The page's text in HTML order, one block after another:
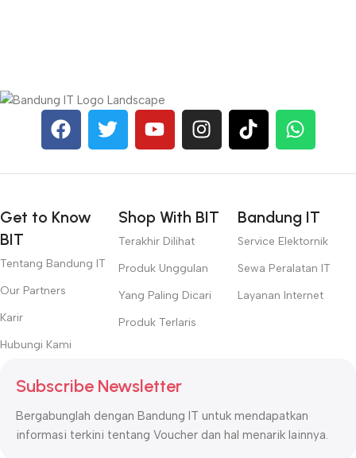
Get to Know
BIT
Tentang Bandung IT
Our Partners
Karir
Hubungi Kami
Shop With BIT
Terakhir Dilihat
Produk Unggulan
Yang Paling Dicari
Produk Terlaris
Bandung IT
Service Elektornik
Sewa Peralatan IT
Layanan Internet
Subscribe Newsletter
Bergabunglah dengan Bandung IT untuk mendapatkan
informasi terkini tentang Voucher dan hal menarik lainnya.